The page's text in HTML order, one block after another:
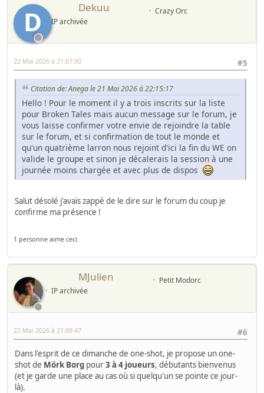
Dekuu Crazy Orc
D IP archivée
#5
22 Mai 2026 à 21:07:00
Citation de: Anega le 21 Mai 2026 à 22:15:17
Hello ! Pour le moment il y a trois inscrits sur la liste
pour Broken Tales mais aucun message sur le forum, je
vous laisse confirmer votre envie de rejoindre la table
sur le forum, et si confirmation de tout le monde et
qu'un quatrième larron nous rejoint d'ici la fin du WE on
valide le groupe et sinon je décalerais la session à une
journée moins chargée et avec plus de dispos
Salut désolé j'avais zappé de le dire sur le forum du coup je
confirme ma présence !
1 personne aime ceci.
MJulien
Petit Modorc
IP archivée
#6
22 Mai 2026 à 21:09:47
Dans l'esprit de ce dimanche de one-shot, je propose un one-
shot de Mörk Borg pour3 à 4 joueurs, débutants bienvenus
(et je garde une place au cas où si quelqu'un se pointe ce jour-
là).